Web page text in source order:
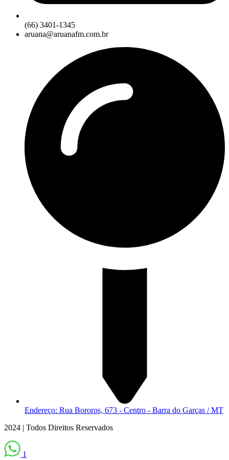
(66) 3401-1345
aruana@aruanafm.com.br
Endereço: Rua Bororos, 673 - Centro - Barra do Garças / MT
2024 | Todos Direitos Reservados
1